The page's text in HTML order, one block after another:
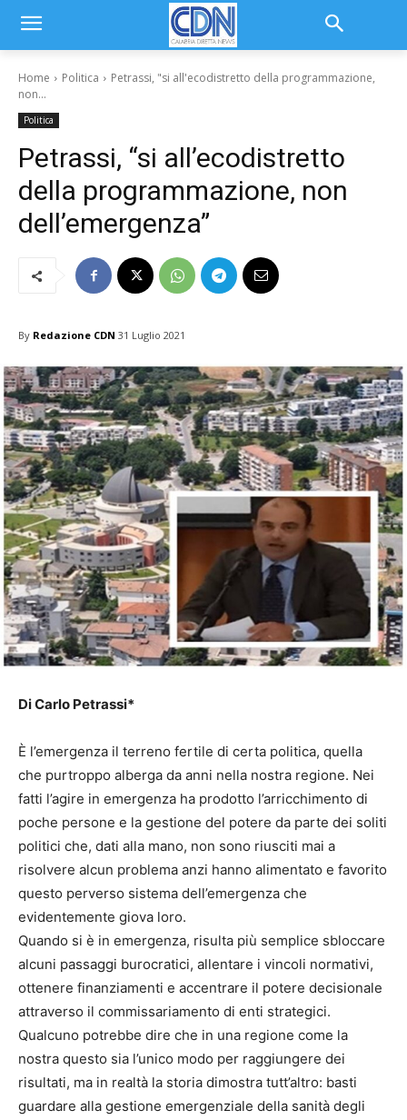
Home Politica
Petrassi, "si all'ecodistretto della programmazione,
non...
Politica
Petrassi, “si all’ecodistretto
della programmazione, non
dell’emergenza”
By Redazione CDN 31 Luglio 2021
Di Carlo Petrassi*
È l’emergenza il terreno fertile di certa politica, quella
che purtroppo alberga da anni nella nostra regione. Nei
fatti l’agire in emergenza ha prodotto l’arricchimento di
poche persone e la gestione del potere da parte dei soliti
politici che, dati alla mano, non sono riusciti mai a
risolvere alcun problema anzi hanno alimentato e favorito
questo perverso sistema dell’emergenza che
evidentemente giova loro.
Quando si è in emergenza, risulta più semplice sbloccare
alcuni passaggi burocratici, allentare i vincoli normativi,
ottenere finanziamenti e accentrare il potere decisionale
attraverso il commissariamento di enti strategici.
Qualcuno potrebbe dire che in una regione come la
nostra questo sia l’unico modo per raggiungere dei
risultati, ma in realtà la storia dimostra tutt’altro: basti
guardare alla gestione emergenziale della sanità degli